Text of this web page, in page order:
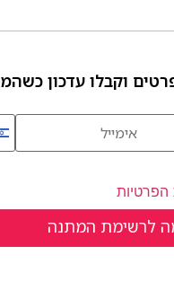
וקבלו עדכון
הפרטיות